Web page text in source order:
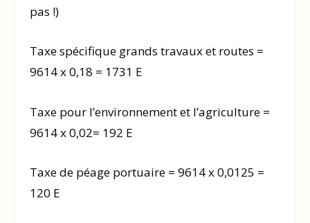
pas !)
Taxe spécifique grands travaux et routes =
9614 x 0,18 = 1731 E
Taxe pour l’environnement et l’agriculture =
9614 x 0,02= 192 E
Taxe de péage portuaire = 9614 x 0,0125 =
120 E